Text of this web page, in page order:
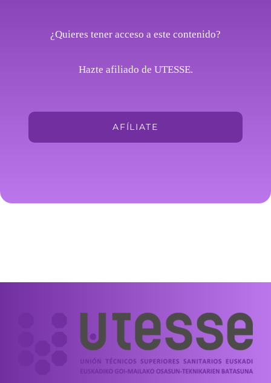
¿Quieres tener acceso a este contenido?
Hazte afiliado de UTESSE.
AFÍLIATE